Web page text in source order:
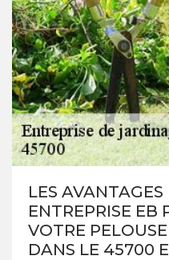
LES
ENTREPRISE EB
VOTRE
DANS LE 45700